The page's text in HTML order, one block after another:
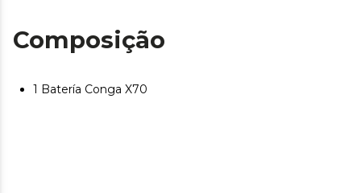
Composição
1 Batería Conga X70